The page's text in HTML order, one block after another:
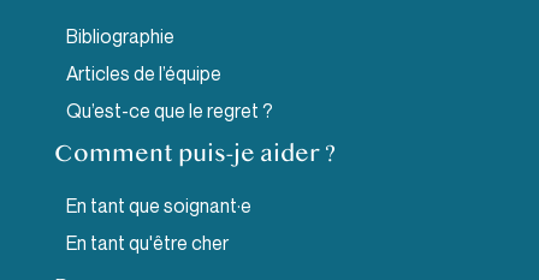
Bibliographie
Articles de l’équipe
Qu’est-ce que le regret ?
Comment puis-je aider ?
En tant que soignant·e
En tant qu'être cher